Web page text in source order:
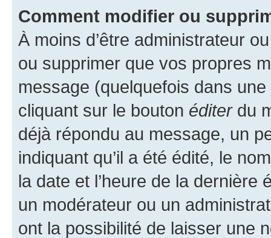
Comment modifier ou
À moins d’être administrateur
ou supprimer que vos propres
message (quelquefois dans
cliquant sur le bouton éditerdu
déjà répondu au message, un
indiquant qu’il a été édité, le
la date et l’heure de la dernière
un modérateur ou un
ont la possibilité de laisser une